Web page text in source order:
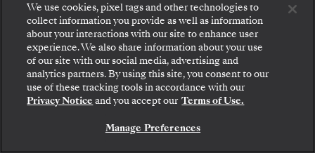
extraordinário. À intimidade de um navio de
pequenas dimensões une-se um espaço sem
limites e interiores elegantes envoltos em
vidro, para que possa desfrutar ao máximo das
vistas panorâmicas. Enquanto passeia pelos
espaços banhados pelo sol e admira a
Embarque: escolha sua suíte e confira as tarifas e
os serviços inclusos antes de confirmar com
segurança sua viagem com a Silversea.
RESERVE A SUA SUITE
We use cookies, pixel tags and other technologies to
collect information you provide as well as information
about your interactions with our site to enhance user
experience. We also share information about your use
of our site with our social media, advertising and
analytics partners. By using this site, you consent to our
use of these tracking tools in accordance with our
Privacy Notice and you accept our Terms of Use.
Manage Preferences